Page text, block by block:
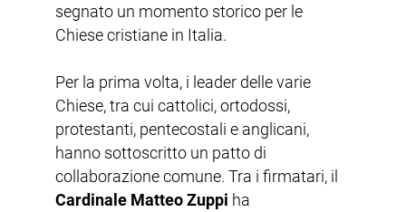
segnato un momento storico per le
Chiese cristiane in Italia.
Per la prima volta, i leader delle varie
Chiese, tra cui cattolici, ortodossi,
protestanti, pentecostali e anglicani,
hanno sottoscritto un patto di
collaborazione comune. Tra i firmatari, il
Cardinale Matteo Zuppi ha